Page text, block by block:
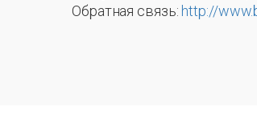
Обратная связь: http://